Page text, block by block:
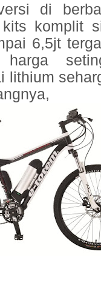
di
komplit
6,5jt
harga
lithium